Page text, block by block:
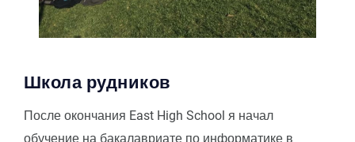
Школа рудников
После окончания East High School я начал
обучение на бакалавриате по информатике в